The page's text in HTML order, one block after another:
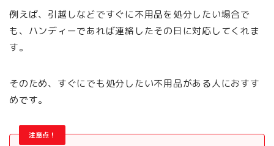
例えば、引越しなどですぐに不用品を処分したい場合で
も、ハンディーであれば連絡したその日に対応してくれま
す。
そのため、すぐにでも処分したい不用品がある人におすす
めです。
注意点！